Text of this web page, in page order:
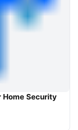
Home Security